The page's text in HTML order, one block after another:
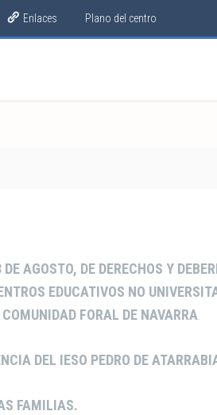
Enlaces Plano del centro
AGOSTO, DE DERECHOS Y
EDUCATIVOS NO
FORAL DE NAVARRA
DEL IESO PEDRO DE
FAMILIAS.